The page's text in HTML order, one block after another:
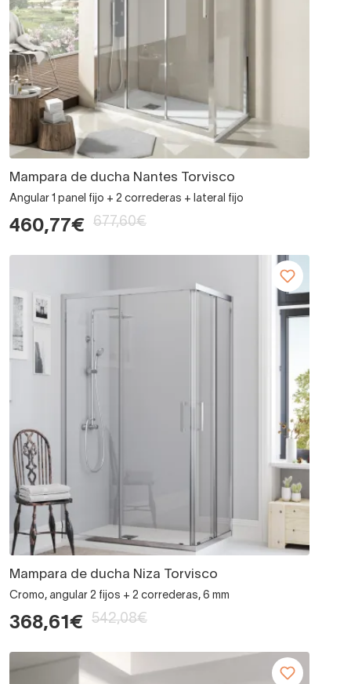
Mampara de ducha Nantes Torvisco
Angular 1 panel fijo + 2 correderas + lateral fijo
460,77€ 677,60€
Mampara de ducha Niza Torvisco
Cromo, angular 2 fijos + 2 correderas, 6 mm
368,61€ 542,08€